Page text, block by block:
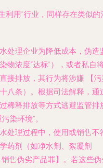
利用”行业，同样存在类似的
水处理企业为降低成本，伪造
物浓度“达标”），或者私自
接排放，其行为将涉嫌
【
八条）。根据司法解释，通
稀释排放等方式逃避监管排
染环境”。
水处理过程中，使用或销售不
药剂（如净水剂、絮凝剂
销售伪劣产品罪】 。若这些